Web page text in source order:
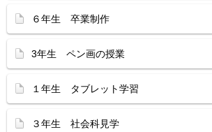
６年生 卒業制作
3年生 ペン画の授業
１年生 タブレット学習
３年生 社会科見学